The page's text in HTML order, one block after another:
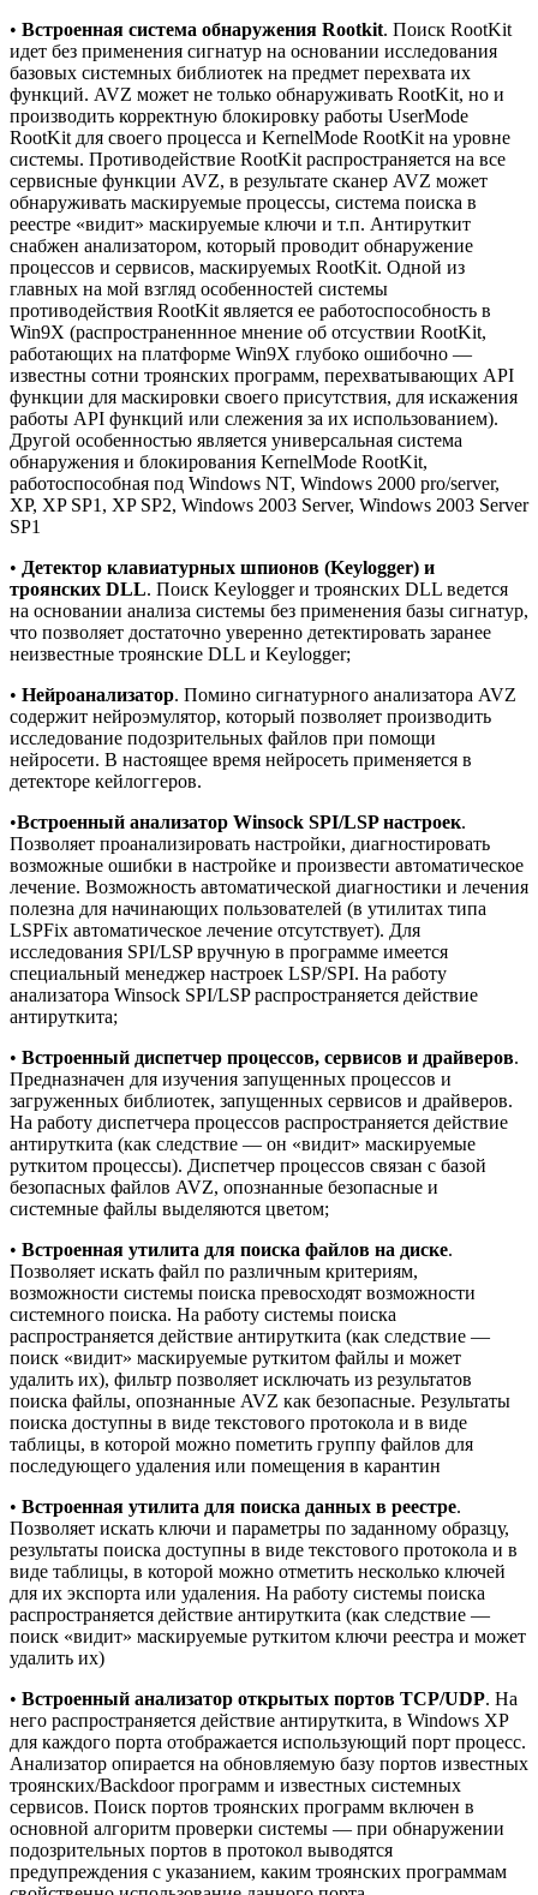
• Встроенная система обнаружения Rootkit. Поиск RootKit
идет без применения сигнатур на основании исследования
базовых системных библиотек на предмет перехвата их
функций. AVZ может не только обнаруживать RootKit, но и
производить корректную блокировку работы UserMode
RootKit для своего процесса и KernelMode RootKit на уровне
системы. Противодействие RootKit распространяется на все
сервисные функции AVZ, в результате сканер AVZ может
обнаруживать маскируемые процессы, система поиска в
реестре «видит» маскируемые ключи и т.п. Антируткит
снабжен анализатором, который проводит обнаружение
процессов и сервисов, маскируемых RootKit. Одной из
главных на мой взгляд особенностей системы
противодействия RootKit является ее работоспособность в
Win9X (распространеннное мнение об отсуствии RootKit,
работающих на платформе Win9X глубоко ошибочно —
известны сотни троянских программ, перехватывающих API
функции для маскировки своего присутствия, для искажения
работы API функций или слежения за их использованием).
Другой особенностью является универсальная система
обнаружения и блокирования KernelMode RootKit,
работоспособная под Windows NT, Windows 2000 pro/server,
XP, XP SP1, XP SP2, Windows 2003 Server, Windows 2003 Server
SP1
• Детектор клавиатурных шпионов (Keylogger) и
троянских DLL. Поиск Keylogger и троянских DLL ведется
на основании анализа системы без применения базы сигнатур,
что позволяет достаточно уверенно детектировать заранее
неизвестные троянские DLL и Keylogger;
• Нейроанализатор. Помино сигнатурного анализатора AVZ
содержит нейроэмулятор, который позволяет производить
исследование подозрительных файлов при помощи
нейросети. В настоящее время нейросеть применяется в
детекторе кейлоггеров.
•Встроенный анализатор Winsock SPI/LSP настроек.
Позволяет проанализировать настройки, диагностировать
возможные ошибки в настройке и произвести автоматическое
лечение. Возможность автоматической диагностики и лечения
полезна для начинающих пользователей (в утилитах типа
LSPFix автоматическое лечение отсутствует). Для
исследования SPI/LSP вручную в программе имеется
специальный менеджер настроек LSP/SPI. На работу
анализатора Winsock SPI/LSP распространяется действие
антируткита;
• Встроенный диспетчер процессов, сервисов и драйверов.
Предназначен для изучения запущенных процессов и
загруженных библиотек, запущенных сервисов и драйверов.
На работу диспетчера процессов распространяется действие
антируткита (как следствие — он «видит» маскируемые
руткитом процессы). Диспетчер процессов связан с базой
безопасных файлов AVZ, опознанные безопасные и
системные файлы выделяются цветом;
• Встроенная утилита для поиска файлов на диске.
Позволяет искать файл по различным критериям,
возможности системы поиска превосходят возможности
системного поиска. На работу системы поиска
распространяется действие антируткита (как следствие —
поиск «видит» маскируемые руткитом файлы и может
удалить их), фильтр позволяет исключать из результатов
поиска файлы, опознанные AVZ как безопасные. Результаты
поиска доступны в виде текстового протокола и в виде
таблицы, в которой можно пометить группу файлов для
последующего удаления или помещения в карантин
• Встроенная утилита для поиска данных в реестре.
Позволяет искать ключи и параметры по заданному образцу,
результаты поиска доступны в виде текстового протокола и в
виде таблицы, в которой можно отметить несколько ключей
для их экспорта или удаления. На работу системы поиска
распространяется действие антируткита (как следствие —
поиск «видит» маскируемые руткитом ключи реестра и может
удалить их)
• Встроенный анализатор открытых портов TCP/UDP. На
него распространяется действие антируткита, в Windows XP
для каждого порта отображается использующий порт процесс.
Анализатор опирается на обновляемую базу портов известных
троянских/Backdoor программ и известных системных
сервисов. Поиск портов троянских программ включен в
основной алгоритм проверки системы — при обнаружении
подозрительных портов в протокол выводятся
предупреждения с указанием, каким троянских программам